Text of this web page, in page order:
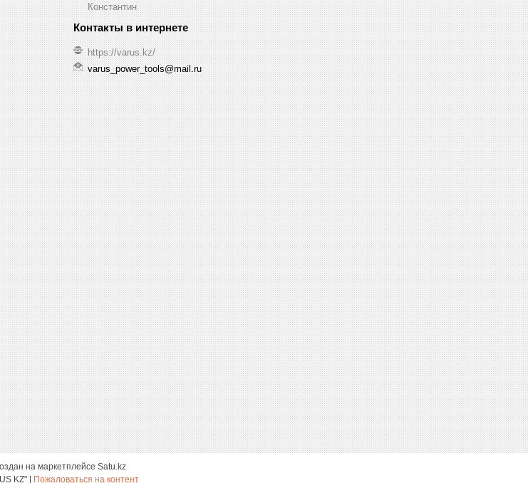
Константин
https://varus.kz/
varus_power_tools@mail.ru
на маркетплейсе Satu.kz
Пожаловаться на контент